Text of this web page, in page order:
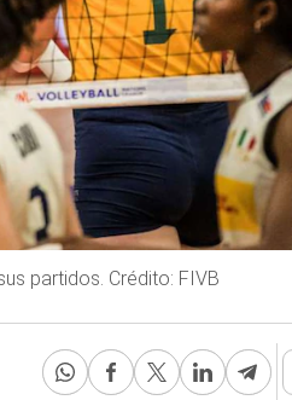
partidos. Crédito: FIVB